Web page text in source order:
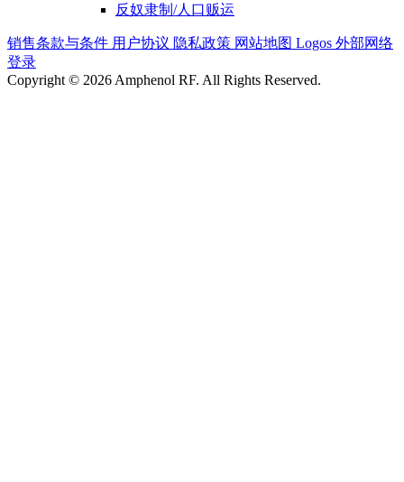
反奴隶制/人口贩运
销售条款与条件 用户协议 隐私政策 网站地图 Logos 外部网络
登录
Copyright © 2026 Amphenol RF. All Rights Reserved.